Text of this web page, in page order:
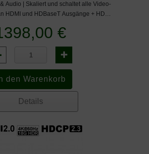
Audio | Skaliert und schaltet alle Video-
HDMI und HDBaseT Ausgänge + HDMI-
UH-91TRX - bis zu 100m (328ft).
€
Details